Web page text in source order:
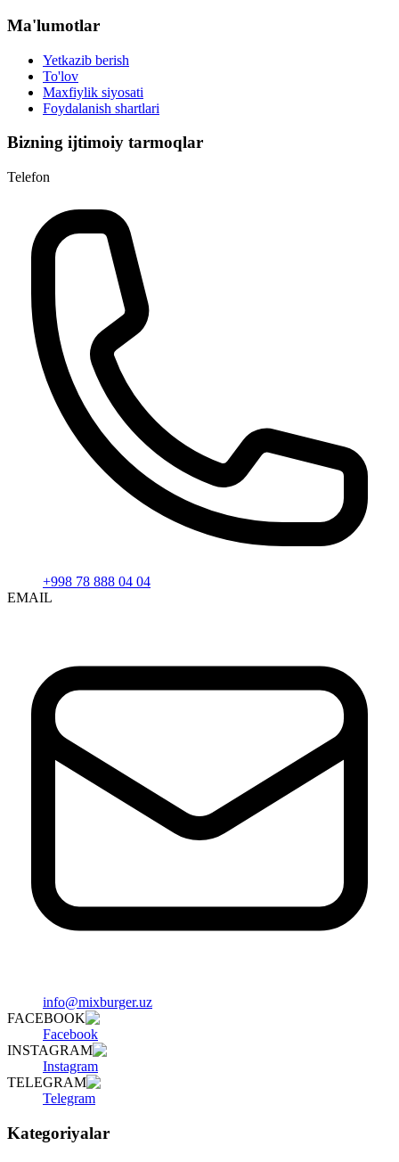
Ma'lumotlar
Yetkazib berish
To'lov
Maxfiylik siyosati
Foydalanish shartlari
Bizning ijtimoiy tarmoqlar
Telefon
+998 78 888 04 04
EMAIL
info@mixburger.uz
FACEBOOK
Facebook
INSTAGRAM
Instagram
TELEGRAM
Telegram
Kategoriyalar